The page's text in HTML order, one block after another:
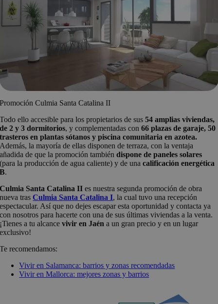
Promoción Culmia Santa Catalina II
Todo ello accesible para los propietarios de sus54 amplias viviendas,
de 2 y 3 dormitorios, y complementadas con66 plazas de garaje, 50
trasteros en plantas sótanos y piscina comunitaria en azotea.
Además, la mayoría de ellas disponen de terraza, con la ventaja
añadida de que la promoción tambiéndispone de paneles solares
(para la producción de agua caliente) y de unacalificación energética
B.
Culmia Santa Catalina II es nuestra segunda promoción de obra
nueva trasCulmia Santa Catalina I, la cual tuvo una recepción
espectacular. Así que no dejes escapar esta oportunidad y contacta ya
con nosotros para hacerte con una de sus últimas viviendas a la venta.
¡Tienes a tu alcancevivir en Jaén a un gran precio y en un lugar
exclusivo!
Te recomendamos:
Vivir en Salamanca: barrios y zonas recomendadas
Vivir en Mallorca: mejores zonas y barrios